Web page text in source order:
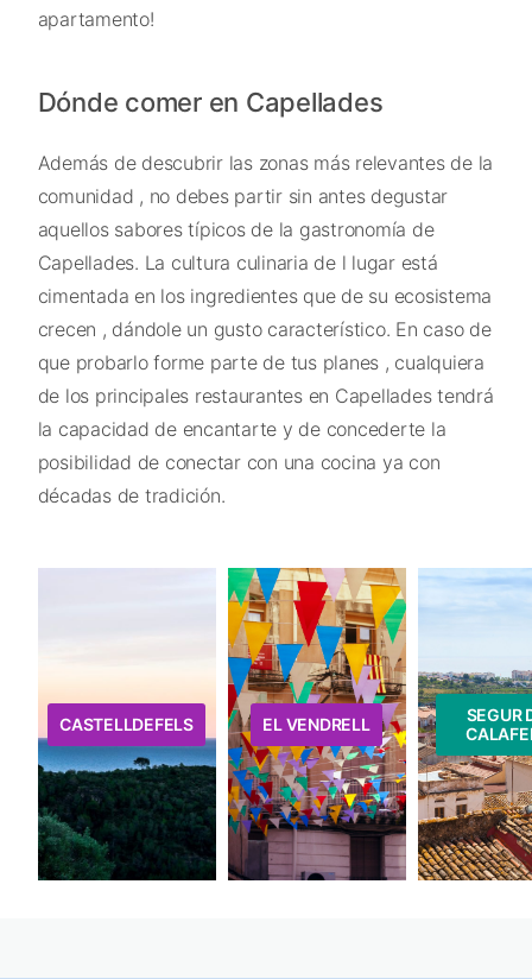
apartamento!
Dónde comer en Capellades
Además de descubrir las zonas más relevantes de la
comunidad , no debes partir sin antes degustar
aquellos sabores típicos de la gastronomía de
Capellades. La cultura culinaria de l lugar está
cimentada en los ingredientes que de su ecosistema
crecen , dándole un gusto característico. En caso de
que probarlo forme parte de tus planes , cualquiera
de los principales restaurantes en Capellades tendrá
la capacidad de encantarte y de concederte la
posibilidad de conectar con una cocina ya con
décadas de tradición.
CASTELLDEFELS EL VENDRELL
SEGUR